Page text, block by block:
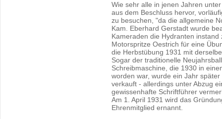
Wie sehr alle in jenen Jahren
aus dem Beschluss hervor,
zu besuchen, "da die allgemeine
Kam. Eberhard Gerstadt wurde
Kameraden die Hydranten
Motorspritze Oestrich für eine
die Herbstübung 1931 mit
Sogar der traditionelle
Schreibmaschine, die 1930 in
worden war, wurde ein Jahr
verkauft - allerdings unter Abzug
gewissenhafte Schriftführer
Am 1. April 1931 wird das
Ehrenmitglied ernannt.